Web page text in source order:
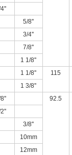
5/8''
3/4''
7/8''
1 1/8''
1 1/8'' 115
1 3/8''
92.5
3/8''
10mm
12mm